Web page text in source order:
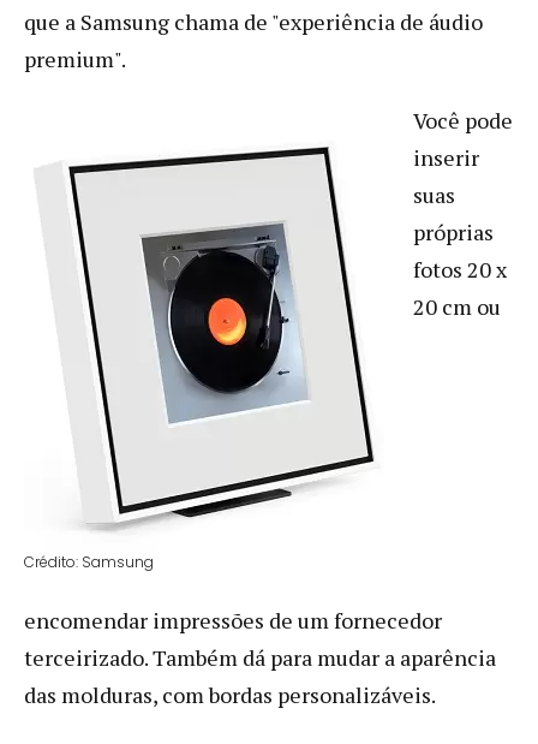
que a Samsung chama de "experiência de áudio
premium".
Crédito: Samsung
Você pode
inserir
suas
próprias
fotos 20 x
20 cm ou
encomendar impressões de um fornecedor
terceirizado. Também dá para mudar a aparência
das molduras, com bordas personalizáveis.